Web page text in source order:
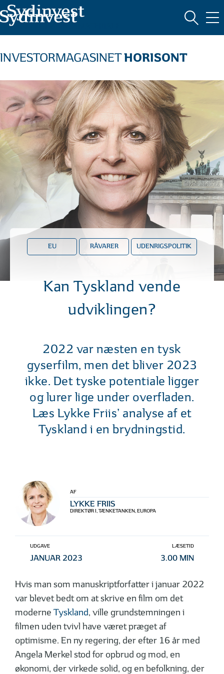
MARKEDSFØRINGSMATERIALE
INVESTORMAGASINETHORISONT
EU RÅVARER UDENRIGSPOLITIK
Kan Tyskland vende
udviklingen?
2022 var næsten en tysk
gyserfilm, men det bliver 2023
ikke. Det tyske potentiale ligger
og lurer lige under overfladen.
Læs Lykke Friis’ analyse af et
Tyskland i en brydningstid.
AF
LYKKE FRIIS
DIREKTØR I, TÆNKETANKEN, EUROPA
UDGAVE
JANUAR 2023
LÆSETID
3.00 MIN
Hvis man som manuskriptforfatter i januar 2022
var blevet bedt om at skrive en film om det
moderne Tyskland, ville grundstemningen i
filmen uden tvivl have været præget af
optimisme. En ny regering, der efter 16 år med
Angela Merkel stod for opbrud og mod, en
økonomi, der virkede solid, og en befolkning, der